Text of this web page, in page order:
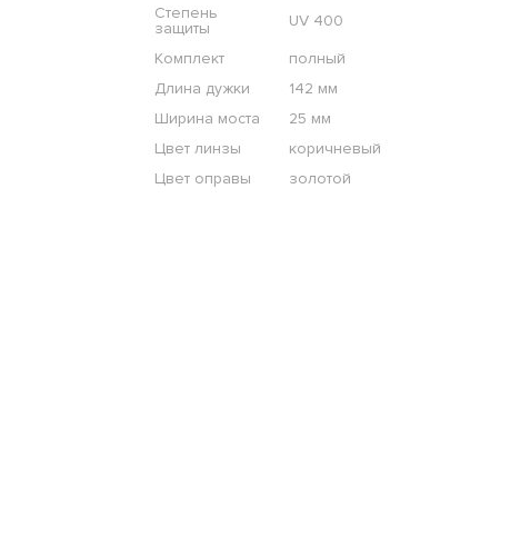
Степень
защиты
UV 400
Комплект
полный
Длина дужки
142 мм
Ширина моста
25 мм
Цвет линзы
коричневый
Цвет оправы
золотой